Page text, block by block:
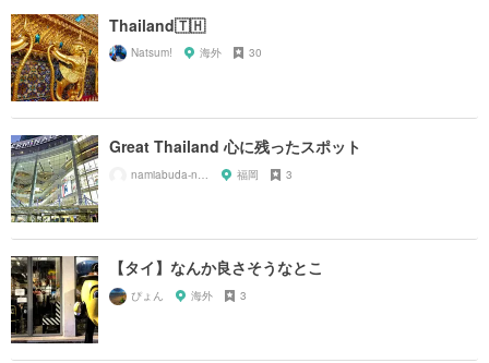
Thailand🇹🇭
Natsum! 海外 30
Great Thailand 心に残ったスポット
福岡 3
【タイ】なんか良さそうなとこ
ぴょん 海外 3